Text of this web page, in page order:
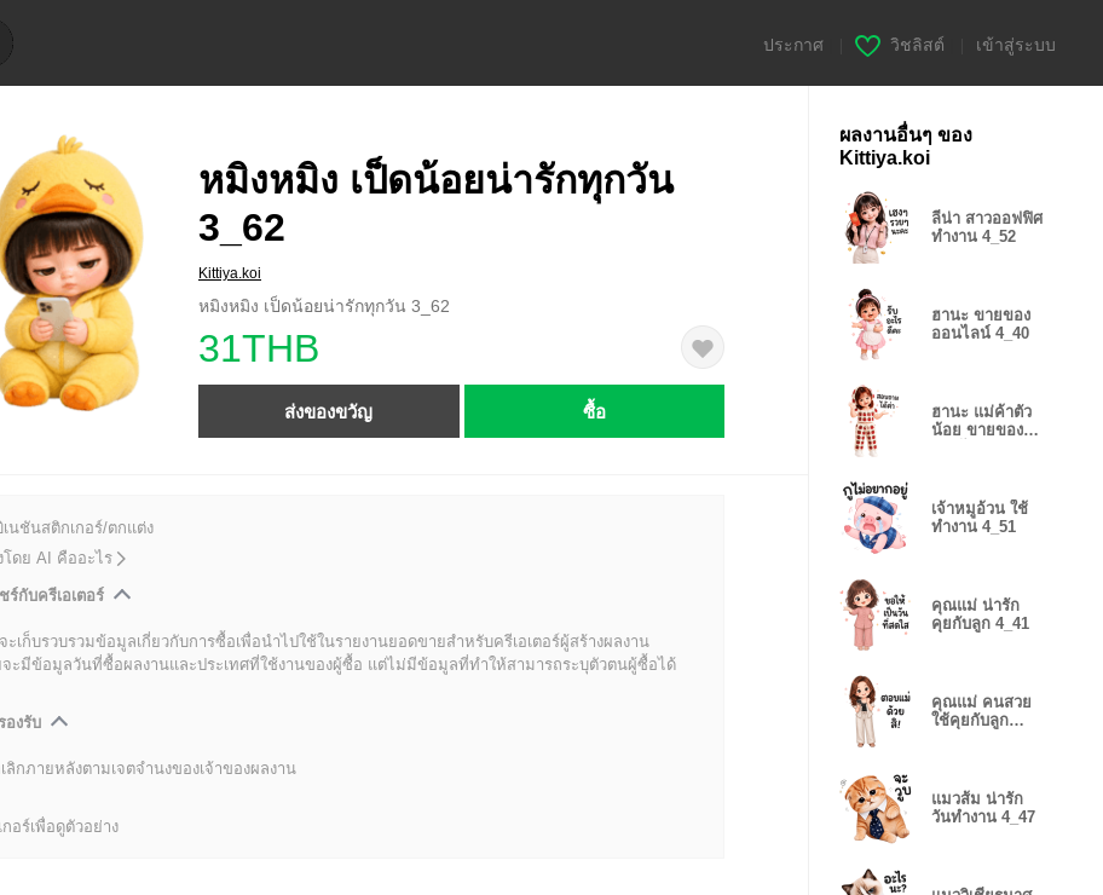
ประกาศ วิชลิสต์ เข้าสู่ระบบ
หมิงหมิง เป็ดน้อยน่ารักทุกวัน
3_62
Kittiya.koi
หมิงหมิง เป็ดน้อยน่ารักทุกวัน 3_62
31THB
ส่งของขวัญ ซื้อ
นชันสติกเกอร์/ตกแต่ง
โดย AI คืออะไร
กับครีเอเตอร์
จะเก็บรวบรวมข้อมูลเกี่ยวกับการซื้อเพื่อนำไปใช้ในรายงานยอดขายสำหรับครีเอเตอร์ผู้สร้างผลงาน
จะมีข้อมูลวันที่ซื้อผลงานและประเทศที่ใช้งานของผู้ซื้อ แต่ไม่มีข้อมูลที่ทำให้สามารถระบุตัวตนผู้ซื้อได้
องรับ
ลิกภายหลังตามเจตจำนงของเจ้าของผลงาน
อร์เพื่อดูตัวอย่าง
ผลงานอื่นๆ ของ
Kittiya.koi
ลีน่า สาวออฟฟิศ
ทำงาน 4_52
ฮานะ ขายของ
ออนไลน์ 4_40
ฮานะ แม่ค้าตัว
น้อย ขายของ
เจ้าหมูอ้วน ใช้
ทำงาน 4_51
คุณแม่ น่ารัก
คุยกับลูก 4_41
คุณแม่ คนสวย
ใช้คุยกับลูก
แมวส้ม น่ารัก
วันทำงาน 4_47